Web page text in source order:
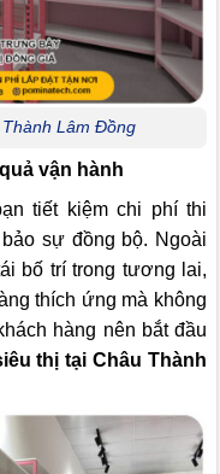
Lâm Đồng
vận hành
tiết kiệm chi phí thi
sự đồng bộ. Ngoài
bố trí trong tương lai,
thích ứng mà không
hàng nên bắt đầu
thị tại Châu Thành